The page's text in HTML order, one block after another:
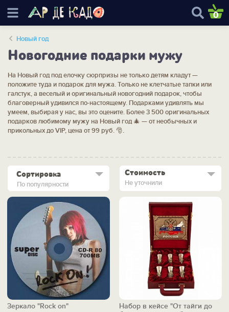
0
Новый год
Новогодние подарки мужу
На Новый год под елочку сюрпризы не только детям кладут —
положите туда и подарок для мужа. Только не клетчатые тапки или
галстук, а веселый и оригинальный новогодний подарок, чтобы
благоверный удивился по-настоящему. Подарками удивлять мы
умеем, выбирая у нас, вы это оцените. Более 3 500 оригинальных
подарков любимому мужу на Новый год 🎄 — от необычных и
прикольных до VIP, цена от 99 руб. 🎅.
По популярности
Сортировка Стоимость
Не уточнили
Зеркало "Rock on"
Набор в кейсе "От тайги до